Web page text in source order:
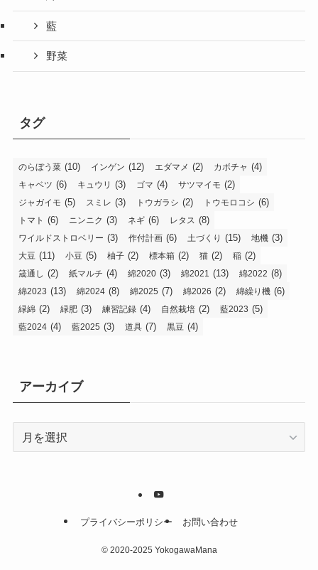
藍
野菜
タグ
のらぼう菜 (10) インゲン (12) エダマメ (2) カボチャ (4)
キャベツ (6) キュウリ (3) ゴマ (4) サツマイモ (2)
ジャガイモ (5) スミレ (3) トウガラシ (2) トウモロコシ (6)
トマト (6) ニンニク (3) ネギ (6) レタス (8)
ワイルドストロベリー (3) 作付計画 (6) 土づくり (15) 地機 (3)
大豆 (11) 小豆 (5) 柚子 (2) 標本箱 (2) 猫 (2) 稲 (2)
筬通し (2) 紙マルチ (4) 綿2020 (3) 綿2021 (13) 綿2022 (8)
綿2023 (13) 綿2024 (8) 綿2025 (7) 綿2026 (2) 綿繰り機 (6)
緑綿 (2) 緑肥 (3) 練習記録 (4) 自然栽培 (2) 藍2023 (5)
藍2024 (4) 藍2025 (3) 道具 (7) 黒豆 (4)
アーカイブ
プライバシーポリシー お問い合わせ
©2020-2025 YokogawaMana